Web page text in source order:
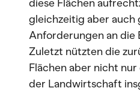
diese Flächen
gleichzeitig aber auch
Anforderungen an die
Zuletzt nützten die
Flächen aber nicht
der Landwirtschaft